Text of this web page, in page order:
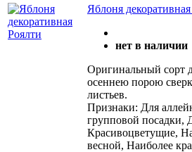
Яблоня
нет в наличии
Оригинальный сорт
осеннею порою
листьев.
Признаки: Для
групповой посадки,
Красивоцветущие,
весной, Наиболее